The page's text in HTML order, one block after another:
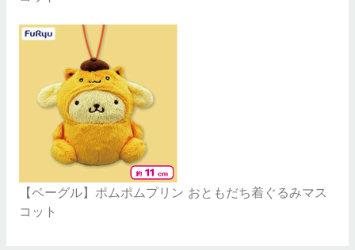
【ベーグル】ポムポムプリン おともだち着ぐるみマス
コット